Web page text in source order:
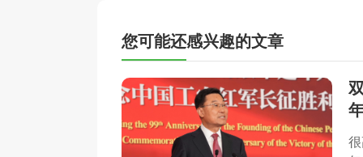
您可能还感兴趣的文章